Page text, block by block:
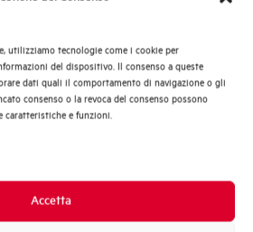
utilizziamo tecnologie come i cookie per
del dispositivo. Il consenso a queste
dati quali il comportamento di navigazione o gli
consenso o la revoca del consenso possono
caratteristiche e funzioni.
Accetta
post-vendita e gestione
acquistare
interessano di più?
Energia